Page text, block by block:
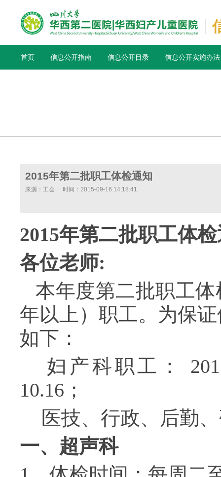
首页 信息公开指南 信息公开目录 信息公开实施办法
2015年第二批职工体检通知
来源：工会 时间：2015-09-16 14:18:41
2015年第二批职工体
各位老师:
本年度第二批职工
年以上）职工。为保
如下：
妇产科职工：
10.16；
医技、行政、后勤
一、超声科